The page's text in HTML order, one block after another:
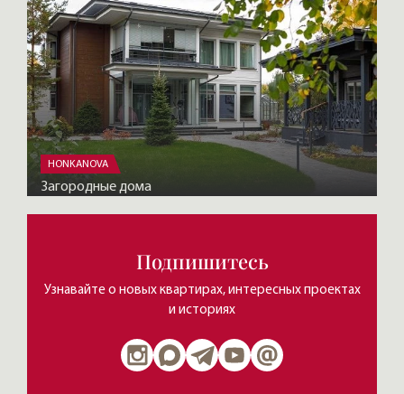
HONKANOVA
Загородные дома
Подпишитесь
Узнавайте о новых квартирах, интересных проектах
и историях